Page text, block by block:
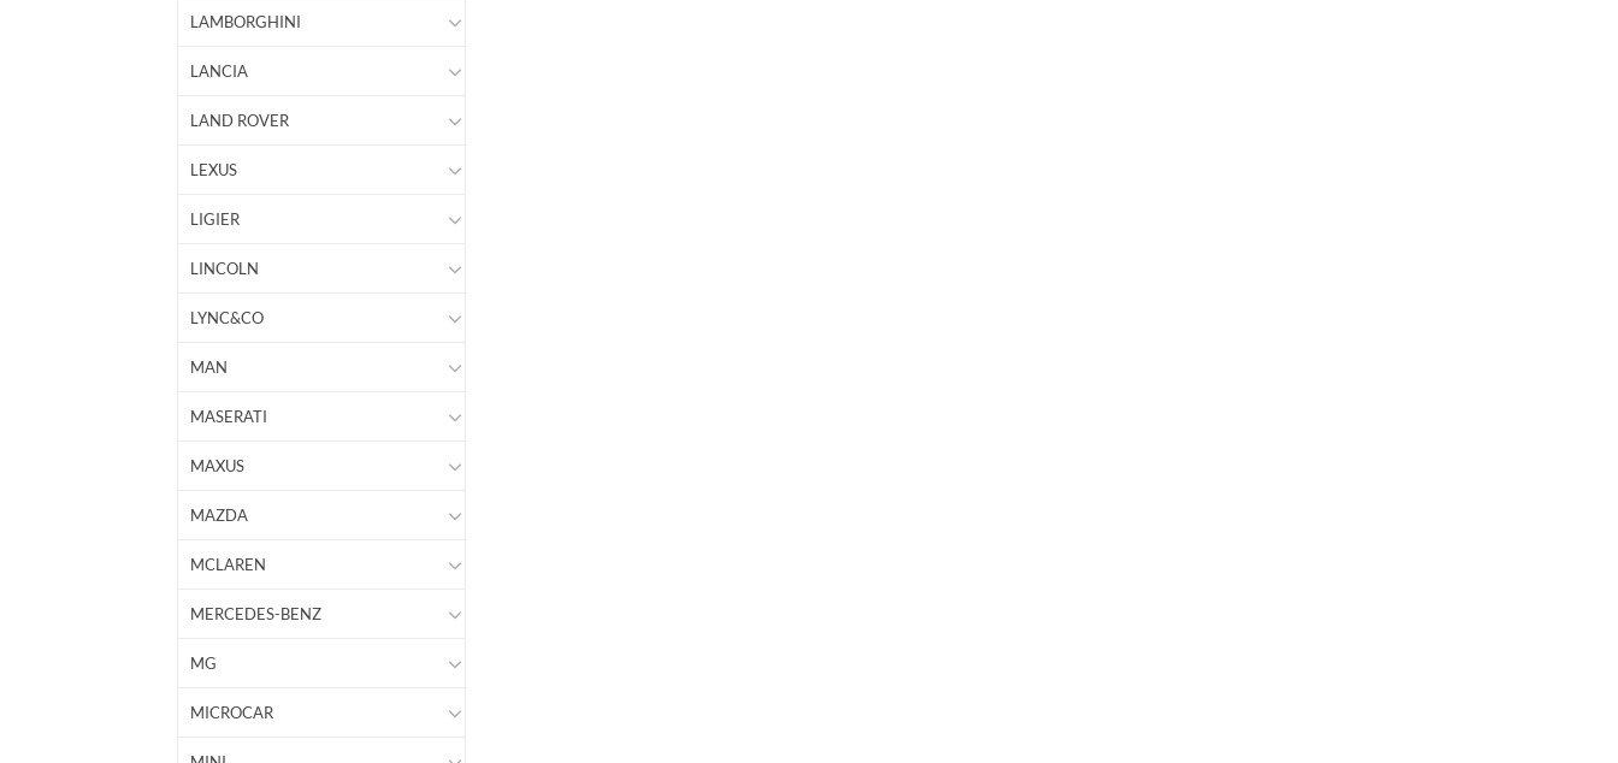
LAMBORGHINI
LANCIA
LAND ROVER
LEXUS
LIGIER
LINCOLN
LYNC&CO
MAN
MASERATI
MAXUS
MAZDA
MCLAREN
MERCEDES-BENZ
MG
MICROCAR